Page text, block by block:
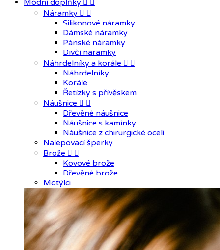
Módní doplňky  
Náramky  
Silikonové náramky
Dámské náramky
Pánské náramky
Dívčí náramky
Náhrdelníky a korále  
Náhrdelníky
Korále
Řetízky s přívěskem
Náušnice  
Dřevěné náušnice
Náušnice s kamínky
Náušnice z chirurgické oceli
Nalepovací šperky
Brože  
Kovové brože
Dřevěné brože
Motýlci